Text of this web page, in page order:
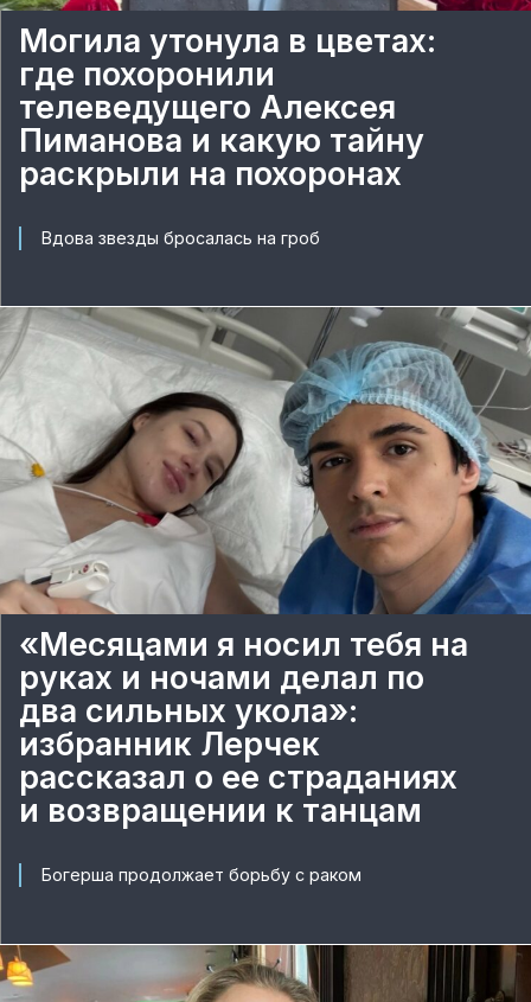
Могила утонула в цветах:
где похоронили
телеведущего Алексея
Пиманова и какую тайну
раскрыли на похоронах
Вдова звезды бросалась на гроб
«Месяцами я носил тебя на
руках и ночами делал по
два сильных укола»:
избранник Лерчек
рассказал о ее страданиях
и возвращении к танцам
Богерша продолжает борьбу с раком